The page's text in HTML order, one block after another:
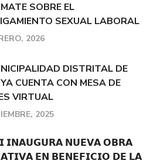
SOBRE EL
SEXUAL LABORAL
2026
DISTRITAL DE
CUENTA CON MESA DE
VIRTUAL
2025
𝗜𝗡𝗔𝗨𝗚𝗨𝗥𝗔 𝗡𝗨𝗘𝗩𝗔 𝗢𝗕𝗥𝗔
𝗘𝗡 𝗕𝗘𝗡𝗘𝗙𝗜𝗖𝗜𝗢 𝗗𝗘 𝗟𝗔